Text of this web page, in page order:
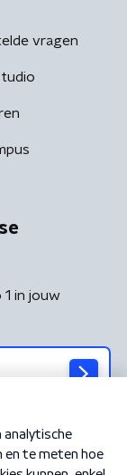
vragen
1 in jouw